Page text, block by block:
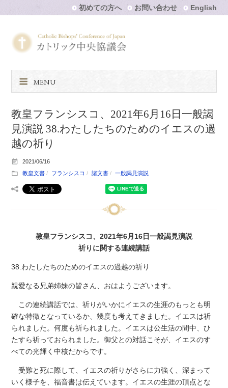
初めての方へ お問い合わせ English
MENU
教皇フランシスコ、2021年6月16日一般謁
見演説 38.わたしたちのためのイエスの過
越の祈り
2021/06/16
教皇文書
フランシスコ 諸文書 一般謁見演説
教皇フランシスコ、2021年6月16日一般謁見演説
祈りに関する連続講話
38.わたしたちのためのイエスの過越の祈り
親愛なる兄弟姉妹の皆さん、おはようございます。
この連続講話では、祈りがいかにイエスの生涯のもっとも明
確な特徴となっているか、幾度も考えてきました。イエスは祈
られました。何度も祈られました。イエスは公生活の間中、ひ
たすら祈っておられました。御父との対話こそが、イエスのす
べての光輝く中核だからです。
受難と死に際して、イエスの祈りがさらに力強く、深まって
いく様子を、福音書は伝えています。イエスの生涯の頂点とな